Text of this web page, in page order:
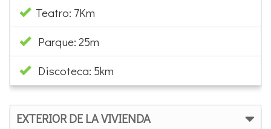
Teatro: 7Km
Parque: 25m
Discoteca: 5km
EXTERIOR DE LA VIVIENDA